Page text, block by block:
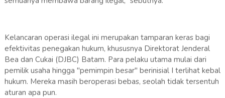
Kelancaran operasi ilegal ini merupakan tamparan keras bagi
efektivitas penegakan hukum, khususnya Direktorat Jenderal
Bea dan Cukai (DJBC) Batam. Para pelaku utama mulai dari
pemilik usaha hingga "pemimpin besar" berinisial I terlihat kebal
hukum. Mereka masih beroperasi bebas, seolah tidak tersentuh
aturan apa pun.